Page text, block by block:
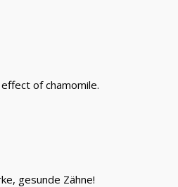
of chamomile.
gesunde Zähne!